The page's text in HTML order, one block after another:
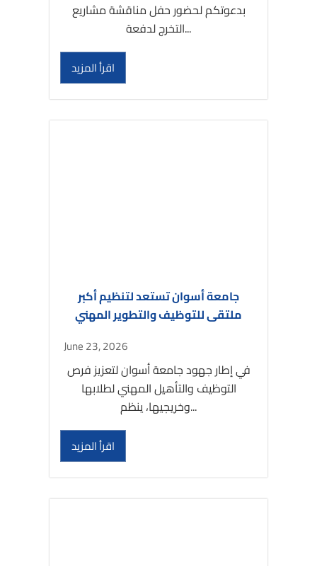
بدعوتكم لحضور حفل مناقشة مشاريع
التخرج لدفعة...
اقرأ المزيد
جامعة أسوان تستعد لتنظيم أكبر
ملتقى للتوظيف والتطوير المهني
June 23, 2026
في إطار جهود جامعة أسوان لتعزيز فرص
التوظيف والتأهيل المهني لطلابها
وخريجيها، ينظم...
اقرأ المزيد